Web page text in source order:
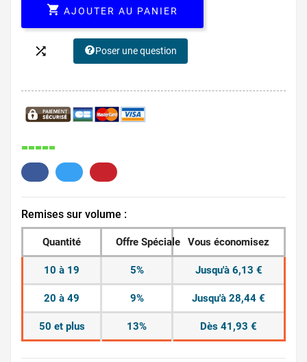
 AJOUTER AU PANIER
 Poser une question
Remises sur volume :
Quantité Offre Spéciale Vous économisez
10 à 19 5% Jusqu'à 6,13 €
20 à 49 9% Jusqu'à 28,44 €
50 et plus 13% Dès 41,93 €